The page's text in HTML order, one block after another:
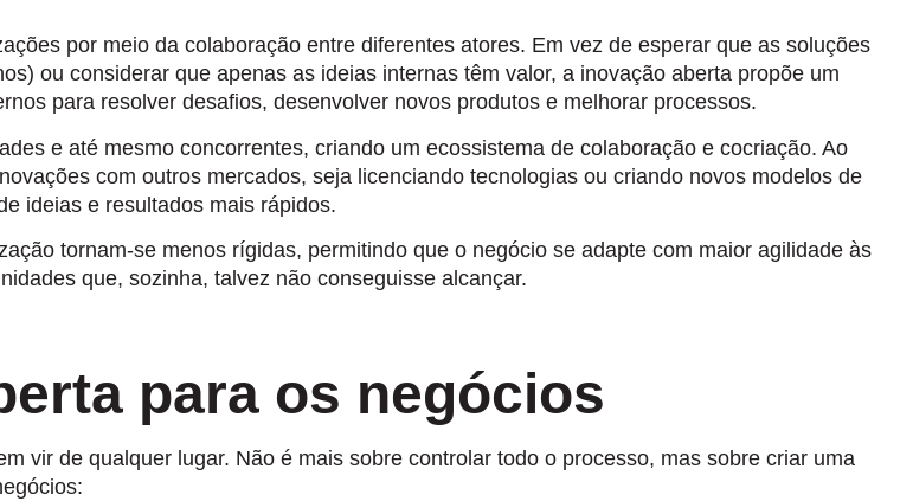
por meio da colaboração entre diferentes atores. Em vez de esperar que as soluções
ou considerar que apenas as ideias internas têm valor, a inovação aberta propõe um
para resolver desafios, desenvolver novos produtos e melhorar processos.
e até mesmo concorrentes, criando um ecossistema de colaboração e cocriação. Ao
com outros mercados, seja licenciando tecnologias ou criando novos modelos de
ideias e resultados mais rápidos.
tornam-se menos rígidas, permitindo que o negócio se adapte com maior agilidade às
que, sozinha, talvez não conseguisse alcançar.
para os negócios
vir de qualquer lugar. Não é mais sobre controlar todo o processo, mas sobre criar uma